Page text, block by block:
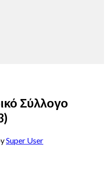
Σύλλογο
Super User